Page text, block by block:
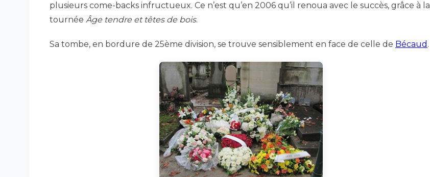
plusieurs come-backs infructueux. Ce n’est qu’en 2006 qu’il renoua avec le succès, grâce à la
tournée Âge tendre et têtes de bois.
Sa tombe, en bordure de 25ème division, se trouve sensiblement en face de celle de Bécaud .